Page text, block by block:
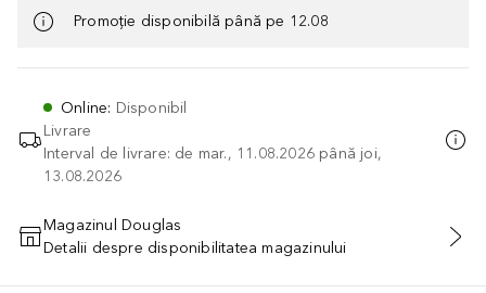
Promoție disponibilă până pe 12.08
Online: Disponibil
Livrare
Interval de livrare: de mar., 11.08.2026 până joi,
13.08.2026
ADĂUGAȚI ÎN COŞ
Magazinul Douglas
Detalii despre disponibilitatea magazinului